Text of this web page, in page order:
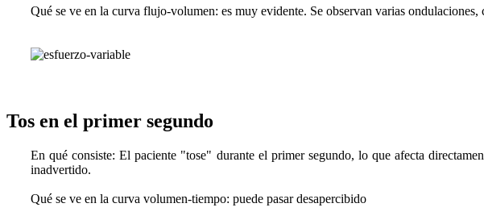
Qué se ve en la curva flujo-volumen: es muy evidente. Se observan varias
Tos en el primer segundo
En qué consiste: El paciente "tose" durante el primer segundo, lo que afecta
inadvertido.
Qué se ve en la curva volumen-tiempo: puede pasar desapercibido